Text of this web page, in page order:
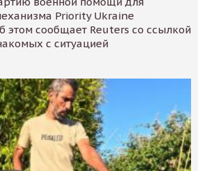
Priority Ukraine
этом сообщает Reuters со ссылкой
с ситуацией